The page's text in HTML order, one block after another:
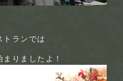
トランでは
まりましたよ！